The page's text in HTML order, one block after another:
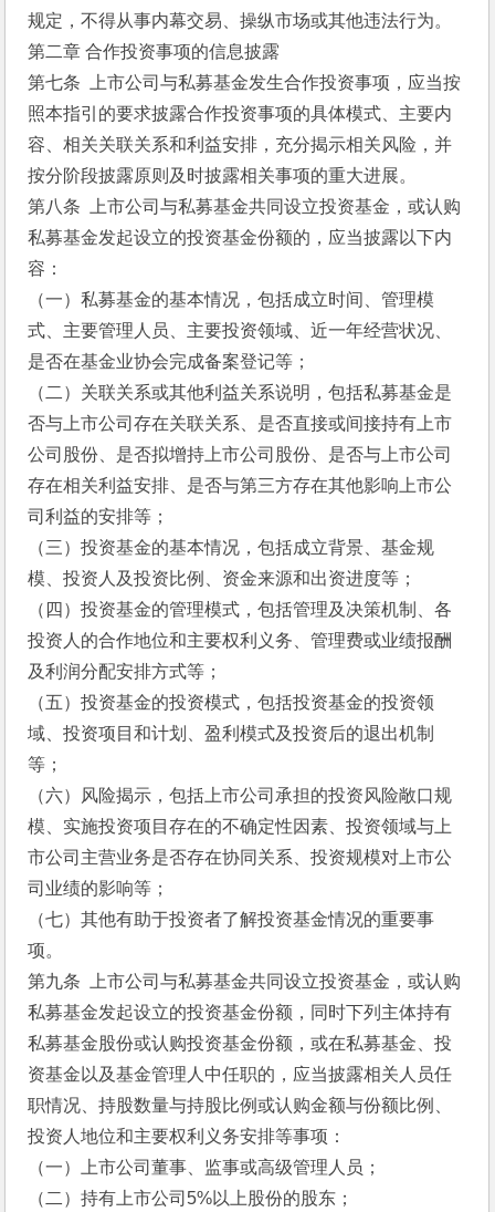
规定，不得从事内幕交易、操纵市场或其他违法行为。
第二章 合作投资事项的信息披露
第七条  上市公司与私募基金发生合作投资事项，应当按
照本指引的要求披露合作投资事项的具体模式、主要内
容、相关关联关系和利益安排，充分揭示相关风险，并
按分阶段披露原则及时披露相关事项的重大进展。
第八条  上市公司与私募基金共同设立投资基金，或认购
私募基金发起设立的投资基金份额的，应当披露以下内
容：
（一）私募基金的基本情况，包括成立时间、管理模
式、主要管理人员、主要投资领域、近一年经营状况、
是否在基金业协会完成备案登记等；
（二）关联关系或其他利益关系说明，包括私募基金是
否与上市公司存在关联关系、是否直接或间接持有上市
公司股份、是否拟增持上市公司股份、是否与上市公司
存在相关利益安排、是否与第三方存在其他影响上市公
司利益的安排等；
（三）投资基金的基本情况，包括成立背景、基金规
模、投资人及投资比例、资金来源和出资进度等；
（四）投资基金的管理模式，包括管理及决策机制、各
投资人的合作地位和主要权利义务、管理费或业绩报酬
及利润分配安排方式等；
（五）投资基金的投资模式，包括投资基金的投资领
域、投资项目和计划、盈利模式及投资后的退出机制
等；
（六）风险揭示，包括上市公司承担的投资风险敞口规
模、实施投资项目存在的不确定性因素、投资领域与上
市公司主营业务是否存在协同关系、投资规模对上市公
司业绩的影响等；
（七）其他有助于投资者了解投资基金情况的重要事
项。
第九条  上市公司与私募基金共同设立投资基金，或认购
私募基金发起设立的投资基金份额，同时下列主体持有
私募基金股份或认购投资基金份额，或在私募基金、投
资基金以及基金管理人中任职的，应当披露相关人员任
职情况、持股数量与持股比例或认购金额与份额比例、
投资人地位和主要权利义务安排等事项：
（一）上市公司董事、监事或高级管理人员；
（二）持有上市公司5%以上股份的股东；